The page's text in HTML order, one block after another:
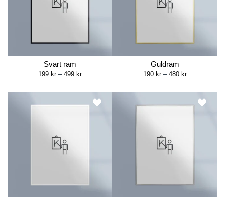
Svart ram
199 kr – 499 krPrice
through
499 kr
Guldram
190 kr – 480 krPrice
through
480 kr